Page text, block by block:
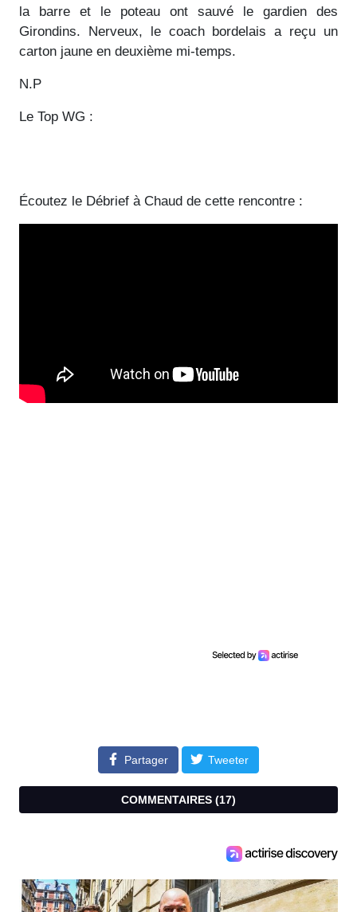
la barre et le poteau ont sauvé le gardien des
Girondins. Nerveux, le coach bordelais a reçu un
carton jaune en deuxième mi-temps.
N.P
Le Top WG :
Écoutez le Débrief à Chaud de cette rencontre :
Partager Tweeter
COMMENTAIRES (17)